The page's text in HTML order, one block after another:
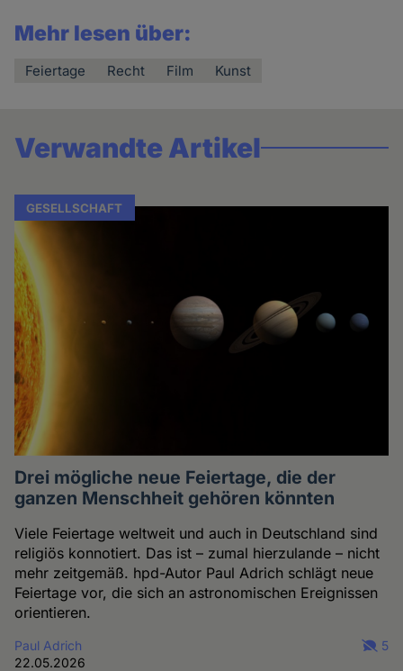
Mehr lesen über:
Feiertage Recht Film Kunst
Verwandte Artikel
GESELLSCHAFT
Drei mögliche neue Feiertage, die der
ganzen Menschheit gehören könnten
Viele Feiertage weltweit und auch in Deutschland sind
religiös konnotiert. Das ist – zumal hierzulande – nicht
mehr zeitgemäß. hpd-Autor Paul Adrich schlägt neue
Feiertage vor, die sich an astronomischen Ereignissen
orientieren.
Paul Adrich
22.05.2026
5